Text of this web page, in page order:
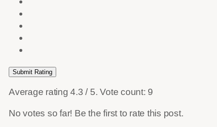
Submit Rating
Average rating4.3 / 5. Vote count: 9
No votes so far! Be the first to rate this post.